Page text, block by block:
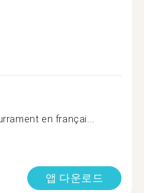
en françai...
앱 다운로드